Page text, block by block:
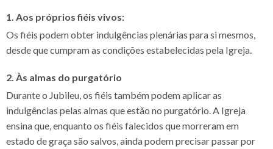
1. Aos próprios fiéis vivos:
Os fiéis podem obter indulgências plenárias para si mesmos,
desde que cumpram as condições estabelecidas pela Igreja.
2. Às almas do purgatório
Durante o Jubileu, os fiéis também podem aplicar as
indulgências pelas almas que estão no purgatório. A Igreja
ensina que, enquanto os fiéis falecidos que morreram em
estado de graça são salvos, ainda podem precisar passar por